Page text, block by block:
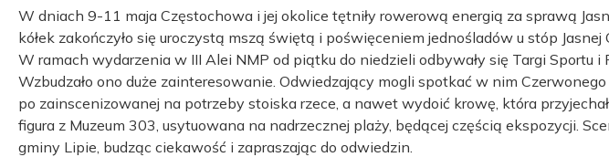
W dniach 9-11 maja Częstochowa i jej okolice tętniły rowerową energią za sprawą
kółek zakończyło się uroczystą mszą świętą i poświęceniem jednośladów u stóp Jasnej
W ramach wydarzenia w III Alei NMP od piątku do niedzieli odbywały się Targi Sportu
Wzbudzało ono duże zainteresowanie. Odwiedzający mogli spotkać w nim
po zainscenizowanej na potrzeby stoiska rzece, a nawet wydoić krowę, która
figura z Muzeum 303, usytuowana na nadrzecznej plaży, będącej częścią ekspozycji.
gminy Lipie, budząc ciekawość i zapraszając do odwiedzin.